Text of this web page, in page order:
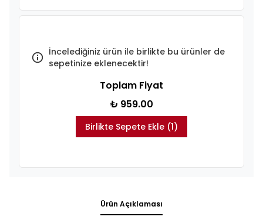
İncelediğiniz ürün ile birlikte bu ürünler de
sepetinize eklenecektir!
Toplam Fiyat
₺ 959.00
Birlikte Sepete Ekle (1)
Ürün Açıklaması